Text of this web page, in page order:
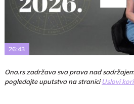
26:43
Ona.rs zadržava sva prava nad
pogledajte uputstva na straniciUslovi